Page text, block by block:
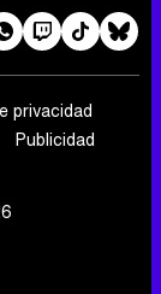
privacidad
Publicidad